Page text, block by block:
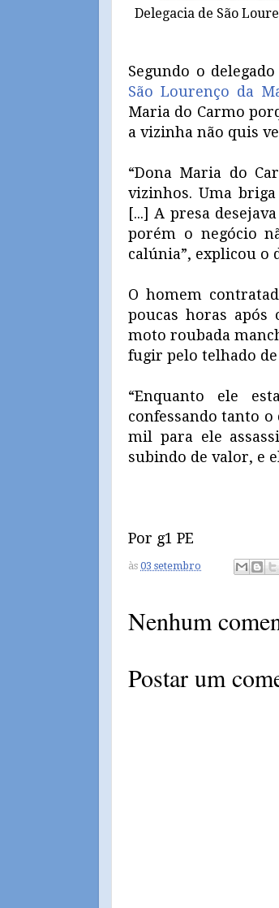
Delegacia de São
Segundo o
São Lourenço da
Maria do Carmo
a vizinha não quis
“Dona Maria do
vizinhos. Uma
[...] A presa
porém o negócio
calúnia”, explicou o
O homem
poucas horas após
moto roubada
fugir pelo telhado
“Enquanto ele
confessando tanto
mil para ele
subindo de valor, e
Por g1 PE
às 03 setembro
Nenhum
Postar um